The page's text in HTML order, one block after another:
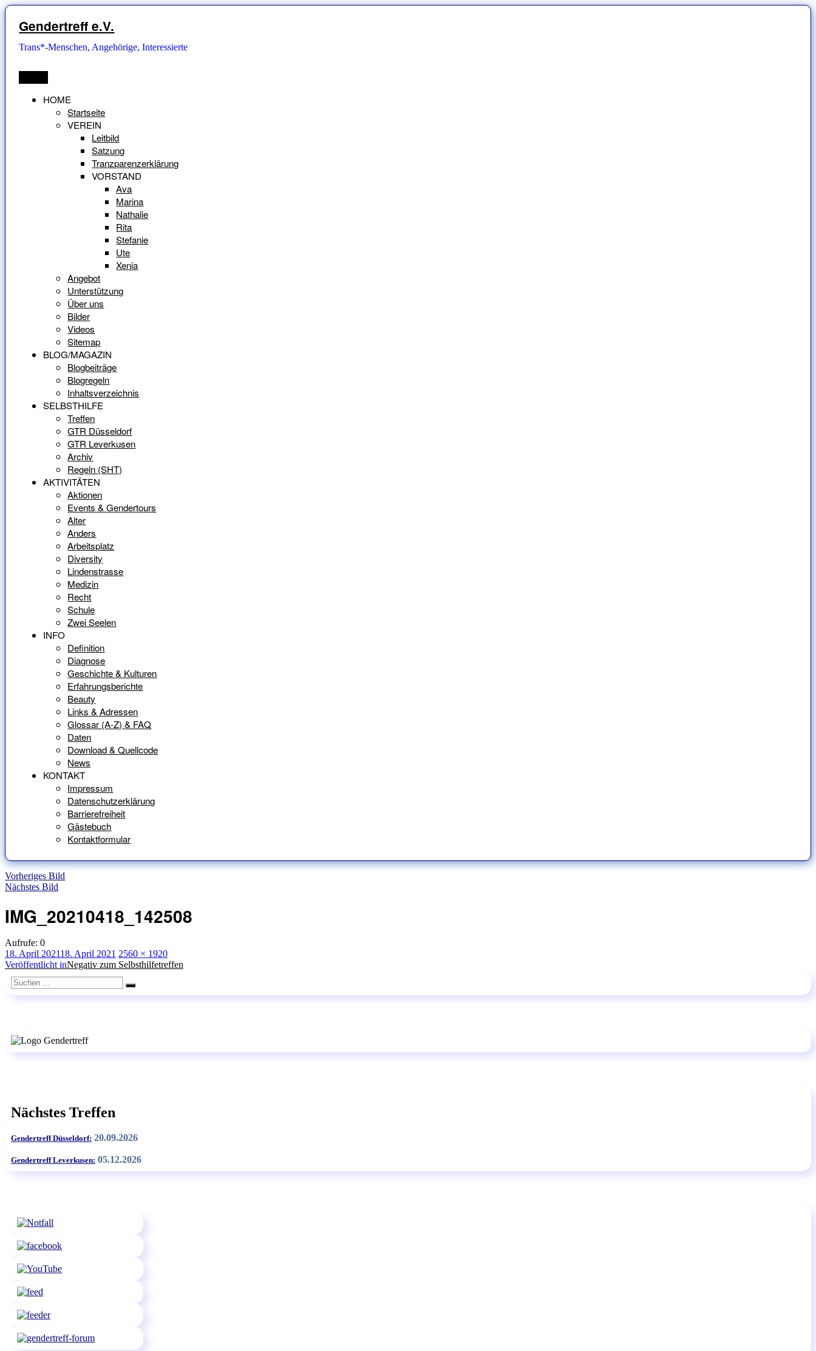
Zum
Inhalt
springen
Gendertreff e.V.
Trans*-Menschen, Angehörige, Interessierte
HOME
Startseite
VEREIN
Leitbild
Satzung
Tranzparenzerklärung
VORSTAND
Ava
Marina
Nathalie
Rita
Stefanie
Ute
Xenia
Angebot
Unterstützung
Über uns
Bilder
Videos
Sitemap
BLOG/MAGAZIN
Blogbeiträge
Blogregeln
Inhaltsverzeichnis
SELBSTHILFE
Treffen
GTR Düsseldorf
GTR Leverkusen
Archiv
Regeln (SHT)
AKTIVITÄTEN
Aktionen
Events & Gendertours
Alter
Anders
Arbeitsplatz
Diversity
Lindenstrasse
Medizin
Recht
Schule
Zwei Seelen
INFO
Definition
Diagnose
Geschichte & Kulturen
Erfahrungsberichte
Beauty
Links & Adressen
Glossar (A-Z) & FAQ
Daten
Download & Quellcode
News
KONTAKT
Impressum
Datenschutzerklärung
Barrierefreiheit
Gästebuch
Kontaktformular
Vorheriges Bild
Nächstes Bild
IMG_20210418_142508
Aufrufe: 0
Veröffentlicht
am
18. April 202118. April 2021 Originalgröße
2560 × 1920
Beitragsnavigation
Veröffentlicht inNegativ zum Selbsthilfetreffen
Suchen
nach:
Suchen
Nächstes Treffen
Gendertreff Düsseldorf: 20.09.2026
Gendertreff Leverkusen: 05.12.2026